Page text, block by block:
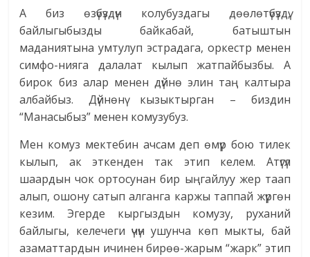
А биз өзүбүздүн колубуздагы дөөлөтүбүздү,
байлыгыбызды байкабай, батыштын
маданиятына умтулуп эстрадага, оркестр менен
симфо-нияга далалат кылып жатпайбызбы. А
бирок биз алар менен дүйнө элин таң калтыра
албайбыз. Дүйнөнү кызыктырган – биздин
“Манасыбыз” менен комузубуз.
Мен комуз мектебин ачсам деп өмүр бою тилек
кылып, ак эткенден так этип келем. Атүгүл
шаардын чок ортосунан бир ыңгайлуу жер таап
алып, ошону сатып алганга каржы таппай жүргөн
кезим. Эгерде кыргыздын комузу, руханий
байлыгы, келечеги үчүн ушунча көп мыкты, бай
азаматтардын ичинен бирөө-жарым “жарк” этип